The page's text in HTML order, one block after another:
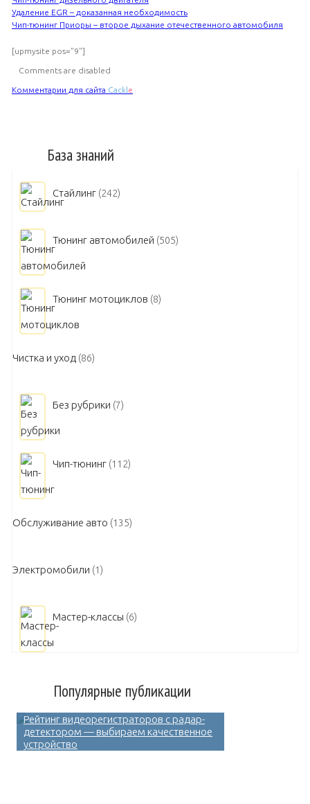
Удаление EGR – доказанная необходимость
Чип-тюнинг Приоры – второе дыхание отечественного автомобиля
[upmysite pos="9"]
Comments are disabled
Комментарии для сайта Cackle
База знаний
Стайлинг (242)
Тюнинг автомобилей (505)
Тюнинг мотоциклов (8)
Чистка и уход (86)
Без рубрики (7)
Чип-тюнинг (112)
Обслуживание авто (135)
Электромобили (1)
Мастер-классы (6)
Популярные публикации
Рейтинг видеорегистраторов с радар-
детектором — выбираем качественное
устройство